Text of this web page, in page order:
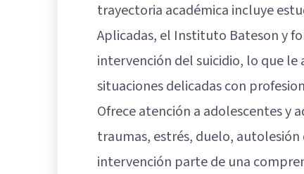
trayectoria académica incluye
Aplicadas, el Instituto Bateson y
intervención del suicidio, lo que
situaciones delicadas con
Ofrece atención a adolescentes y
traumas, estrés, duelo,
intervención parte de una